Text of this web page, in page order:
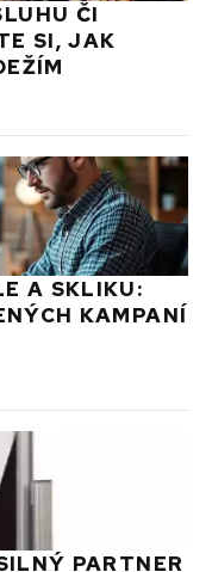
ČI
SI, JAK
A SKLIKU:
KAMPANÍ
PARTNER